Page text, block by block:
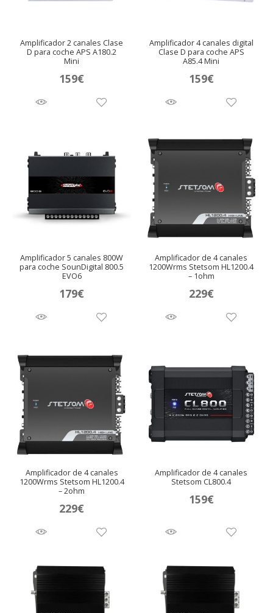
Amplificador 2 canales Clase
D para coche APS A180.2
Mini
159€
Amplificador 4 canales digital
Clase D para coche APS
A85.4 Mini
159€
Amplificador 5 canales 800W
para coche SounDigital 800.5
EVO6
179€
Amplificador de 4 canales
1200Wrms Stetsom HL1200.4
– 1ohm
229€
Amplificador de 4 canales
1200Wrms Stetsom HL1200.4
– 2ohm
229€
Amplificador de 4 canales
Stetsom CL800.4
159€